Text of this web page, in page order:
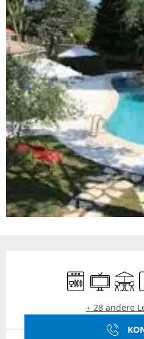
Fernsehen
+ 28 andere